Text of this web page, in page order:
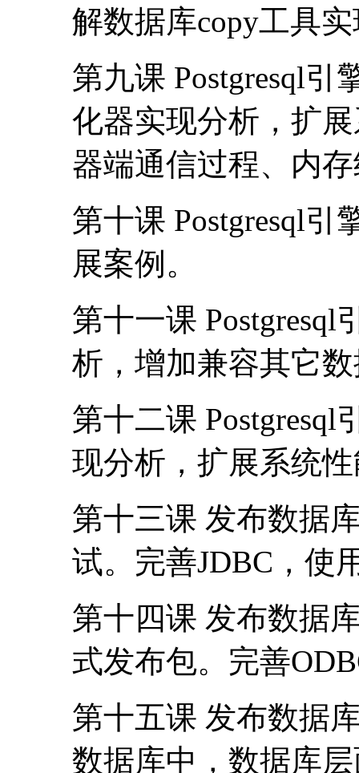
解数据库copy工具
第九课 Postgresql
化器实现分析，扩
器端通信过程、内
第十课 Postgresql引
展案例。
第十一课
析，增加兼容其它
第十二课
现分析，扩展系统
第十三课 发布数据
试。完善JDBC，使
第十四课 发布数据
式发布包。完善
第十五课 发布数据
数据库中，数据库